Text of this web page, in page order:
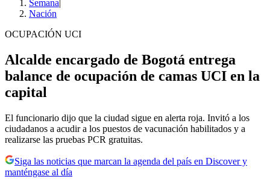
Semana|
Nación
OCUPACIÓN UCI
Alcalde encargado de Bogotá entrega
balance de ocupación de camas UCI en la
capital
El funcionario dijo que la ciudad sigue en alerta roja. Invitó a los
ciudadanos a acudir a los puestos de vacunación habilitados y a
realizarse las pruebas PCR gratuitas.
Siga las noticias que marcan la agenda del país en Discover y
manténgase al día